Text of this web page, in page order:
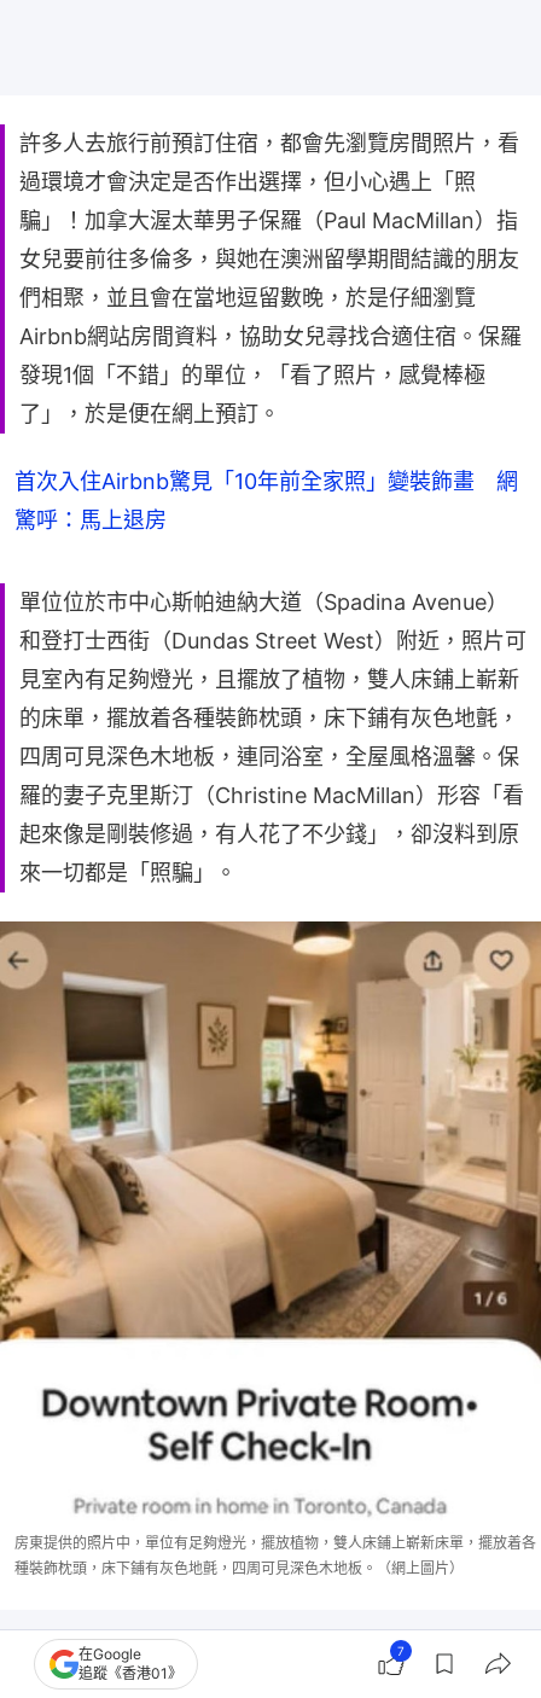
許多人去旅行前預訂住宿，都會先瀏覽房間照片，看
過環境才會決定是否作出選擇，但小心遇上「照
騙」！加拿大渥太華男子保羅（Paul MacMillan）指
女兒要前往多倫多，與她在澳洲留學期間結識的朋友
們相聚，並且會在當地逗留數晚，於是仔細瀏覽
Airbnb網站房間資料，協助女兒尋找合適住宿。保羅
發現1個「不錯」的單位，「看了照片，感覺棒極
了」，於是便在網上預訂。
首次入住Airbnb驚見「10年前全家照」變裝飾畫 網
驚呼：馬上退房
單位位於市中心斯帕迪納大道（Spadina Avenue）
和登打士西街（Dundas Street West）附近，照片可
見室內有足夠燈光，且擺放了植物，雙人床鋪上嶄新
的床單，擺放着各種裝飾枕頭，床下鋪有灰色地氈，
四周可見深色木地板，連同浴室，全屋風格溫馨。保
羅的妻子克里斯汀（Christine MacMillan）形容「看
起來像是剛裝修過，有人花了不少錢」，卻沒料到原
來一切都是「照騙」。
房東提供的照片中，單位有足夠燈光，擺放植物，雙人床鋪上嶄新床單，擺放着各
種裝飾枕頭，床下鋪有灰色地氈，四周可見深色木地板。（網上圖片）
在Google
追蹤《香港01》
7